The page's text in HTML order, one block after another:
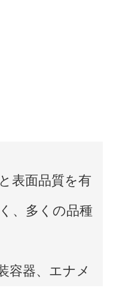
表面品質を有
、多くの品種
容器、エナメ